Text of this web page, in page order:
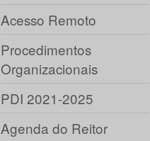
Acesso Remoto
Procedimentos
Organizacionais
PDI 2021-2025
Agenda do Reitor